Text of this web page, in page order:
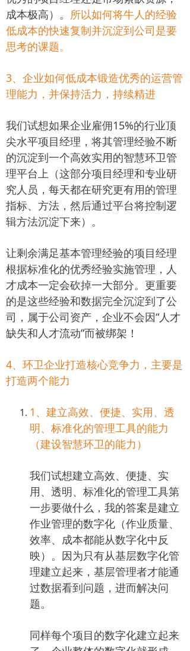
成本极高）。 所以如何将牛人的经验
低成本的快速复制并沉淀到公司是要
思考的课题。
3、企业如何低成本锻造优秀的运营管
理能力，并保持活力，持续精进
我们试想如果企业雇佣15%的行业顶
尖水平项目经理，将其管理经验不断
的沉淀到一个高效实用的智慧环卫管
理平台上（这部分项目经理和专业研
究人员，每天都在研究更有用的管理
指标、方法，然后通过平台将控制逻
辑方法沉淀下来）。
让剩余满足基本管理经验的项目经理
根据标准化的优秀经验实施管理，人
才成本一定会砍掉一大部分。更重要
的是这些经验和数据完全沉淀到了公
司，属于公司资产，企业不会因“人才
缺失和人才流动”而被绑架！
4、环卫企业打造核心竞争力，主要是
打造两个能力
1、建立高效、便捷、实用、透
明、标准化的管理工具的能力
（建设智慧环卫的能力）
我们试想建立高效、便捷、实
用、透明、标准化的管理工具第
一步要做什么，我的答案是建立
作业管理的数字化（作业质量、
效率、成本都能从数字化中反
映）。因为只有从基层数字化管
理建立起来，基层管理者才能通
过数据看到问题，进而解决问
题。
同样每个项目的数字化建立起来